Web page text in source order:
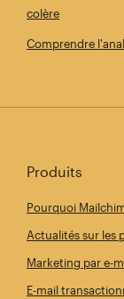
colère
Comprendre
Produits
Pourquoi
Actualités sur les
Marketing par e-
E-mail